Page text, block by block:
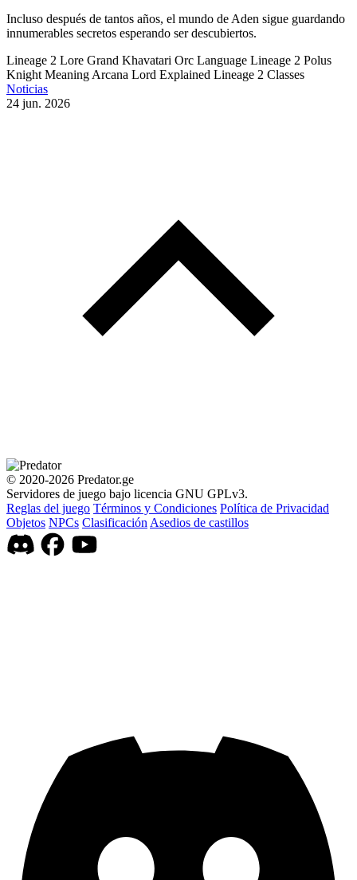
Incluso después de tantos años, el mundo de Aden sigue guardando
innumerables secretos esperando ser descubiertos.
Lineage 2 Lore Grand Khavatari Orc Language Lineage 2 Polus
Knight Meaning Arcana Lord Explained Lineage 2 Classes
Noticias
24 jun. 2026
© 2020-2026 Predator.ge
Servidores de juego bajo licencia GNU GPLv3.
Reglas del juego Términos y Condiciones Política de Privacidad
Objetos NPCs Clasificación Asedios de castillos